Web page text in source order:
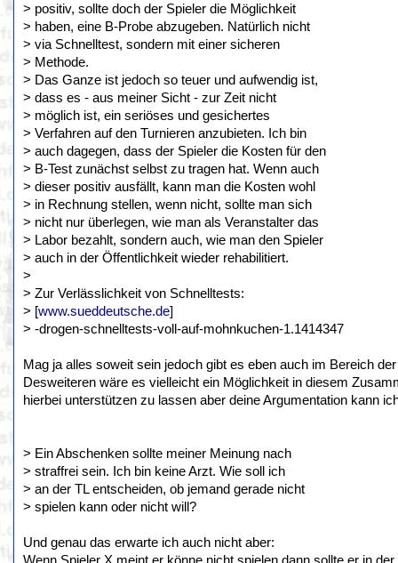
> positiv, sollte doch der Spieler die Möglichkeit
> haben, eine B-Probe abzugeben. Natürlich nicht
> via Schnelltest, sondern mit einer sicheren
> Methode.
> Das Ganze ist jedoch so teuer und aufwendig ist,
> dass es - aus meiner Sicht - zur Zeit nicht
> möglich ist, ein seriöses und gesichertes
> Verfahren auf den Turnieren anzubieten. Ich bin
> auch dagegen, dass der Spieler die Kosten für den
> B-Test zunächst selbst zu tragen hat. Wenn auch
> dieser positiv ausfällt, kann man die Kosten wohl
> in Rechnung stellen, wenn nicht, sollte man sich
> nicht nur überlegen, wie man als Veranstalter das
> Labor bezahlt, sondern auch, wie man den Spieler
> auch in der Öffentlichkeit wieder rehabilitiert.
>
> Zur Verlässlichkeit von Schnelltests:
> [www.sueddeutsche.de]
> -drogen-schnelltests-voll-auf-mohnkuchen-1.1414347
Mag ja alles soweit sein jedoch gibt es eben auch im Bereich
Desweiteren wäre es vielleicht ein Möglichkeit in diesem
hierbei unterstützen zu lassen aber deine Argumentation kann
> Ein Abschenken sollte meiner Meinung nach
> straffrei sein. Ich bin keine Arzt. Wie soll ich
> an der TL entscheiden, ob jemand gerade nicht
> spielen kann oder nicht will?
Und genau das erwarte ich auch nicht aber: